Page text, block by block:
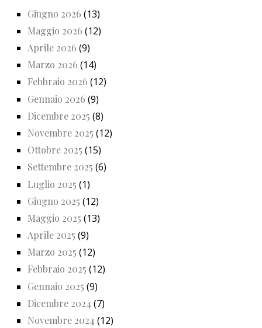
Giugno 2026 (13)
Maggio 2026 (12)
Aprile 2026 (9)
Marzo 2026 (14)
Febbraio 2026 (12)
Gennaio 2026 (9)
Dicembre 2025 (8)
Novembre 2025 (12)
Ottobre 2025 (15)
Settembre 2025 (6)
Luglio 2025 (1)
Giugno 2025 (12)
Maggio 2025 (13)
Aprile 2025 (9)
Marzo 2025 (12)
Febbraio 2025 (12)
Gennaio 2025 (9)
Dicembre 2024 (7)
Novembre 2024 (12)